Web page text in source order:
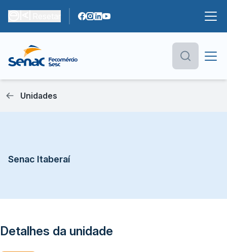
Unidades
Senac Itaberaí
Detalhes da unidade